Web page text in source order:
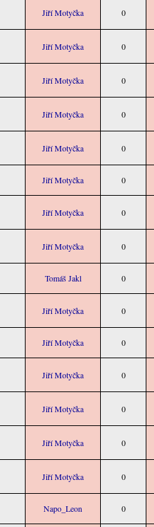
Jiří Motyčka 0
Jiří Motyčka 0
Jiří Motyčka 0
Jiří Motyčka 0
Jiří Motyčka 0
Jiří Motyčka 0
Jiří Motyčka 0
Jiří Motyčka 0
Tomáš Jakl 0
Jiří Motyčka 0
Jiří Motyčka 0
Jiří Motyčka 0
Jiří Motyčka 0
Jiří Motyčka 0
Jiří Motyčka 0
Napo_Leon 0